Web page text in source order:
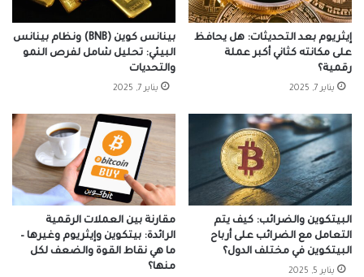
بينانس كوين (BNB) ونظام بينانس
البيئي: تحليل شامل لفرص النمو
والتحديات
يناير 7, 2025
إيثريوم بعد التحديثات: هل يحافظ
على مكانته كثاني أكبر عملة
رقمية؟
يناير 7, 2025
مقارنة بين العملات الرقمية
الرائدة: بيتكوين وإيثريوم وغيرها –
ما هي نقاط القوة والضعف لكل
منها؟
البيتكوين والضرائب: كيف يتم
التعامل مع الضرائب على أرباح
البيتكوين في مختلف الدول؟
يناير 5, 2025